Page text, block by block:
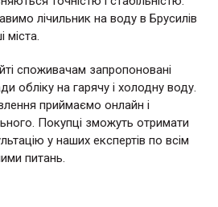
лічильник на воду в Брусилів
міста.
споживачам запропоновані
обліку на гарячу і холодну воду.
приймаємо онлайн і
Покупці зможуть отримати
у наших експертів по всім
питань.